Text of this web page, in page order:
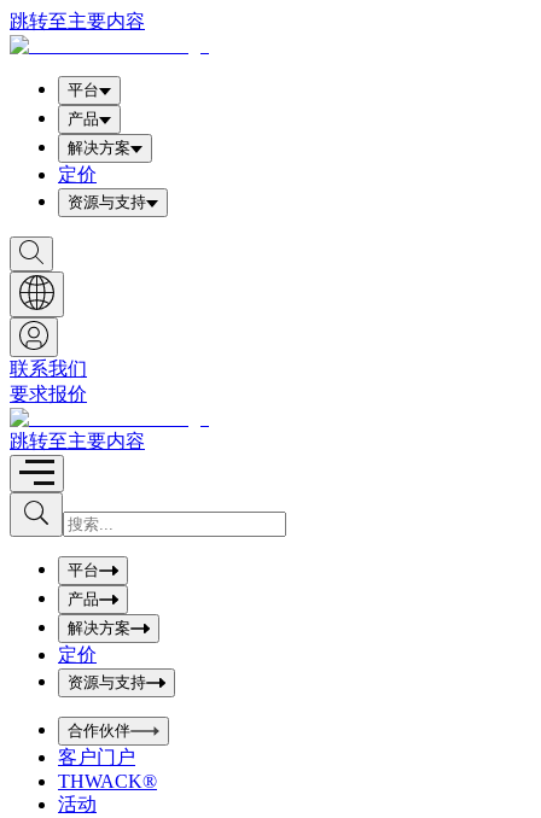
跳转至主要内容
平台
产品
解决方案
定价
资源与支持
S
h
o
w
S
e
a
r
c
h
b
o
x
联系我们
要求报价
跳转至主要内容
S
u
b
I
n
u
t
S
e
a
r
c
h
b
o
x
平台
产品
解决方案
定价
资源与支持
合作伙伴
客户门户
THWACK®
活动